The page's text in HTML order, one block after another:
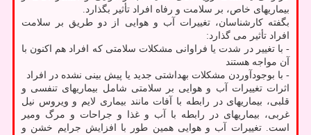
بیماریهای خاص، بر سلامت و رفاه افراد تأثیر بگذارد.
بگفته کارشناسان، تغییرات آب و هوایی از دو طریق بر سلامت
افراد تأثیر می گذارد:
- با تغییر در شدت یا فراوانی مشکلات سلامتی که افراد هم اکنون با
آن مواجه هستند
- با بوجودآوردن مشکلات بهداشتی جدید یا پیش بینی نشده در افراد
اثرات تغییرات آب و هوایی بر سلامتی شامل بیماریهای تنفسی و
قلبی، بیماریهای در رابطه با آفات مانند بیماری لایم و ویروس نیل
غربی، بیماریهای در رابطه با آب و غذا و جراحات و مرگ ومیر
است. تغییرات آب و هوایی همین طور با افزایش جرایم خشن و